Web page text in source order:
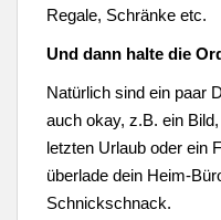
Regale, Schränke etc.
Und dann halte die
Natürlich sind ein paar
auch okay, z.B. ein
letzten Urlaub oder ein
überlade dein Heim-
Schnickschnack.